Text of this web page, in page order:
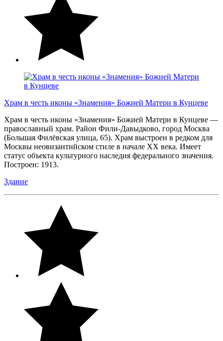
Храм в честь иконы «Знамения» Божией Матери в Кунцеве
Храм в честь иконы «Знамения» Божией Матери в Кунцеве —
православный храм. Район Фили-Давыдково, город Москва
(Большая Филёвская улица, 65). Храм выстроен в редком для
Москвы неовизантийском стиле в начале XX века. Имеет
статус объекта культурного наследия федерального значения.
Построен: 1913.
Здание